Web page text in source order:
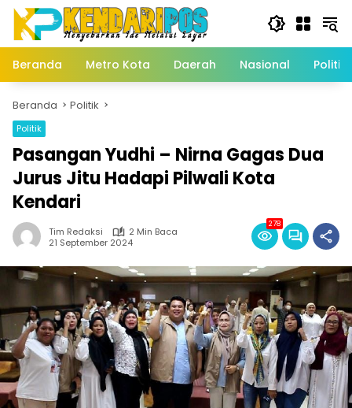
Langsung
konten
Beranda
Metro Kota Daerah Nasional Politik
Beranda Politik
Politik
Pasangan Yudhi – Nirna Gagas Dua
Jurus Jitu Hadapi Pilwali Kota
Kendari
Tim Redaksi
2 Min Baca
21 September 2024
278